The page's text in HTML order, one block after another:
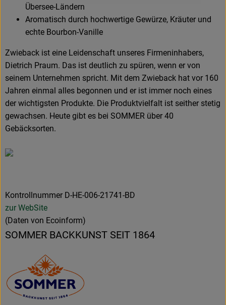
Übersee-Ländern
Aromatisch durch hochwertige Gewürze, Kräuter und
echte Bourbon-Vanille
Zwieback ist eine Leidenschaft unseres Firmeninhabers,
Dietrich Praum. Das ist deutlich zu spüren, wenn er von
seinem Unternehmen spricht. Mit dem Zwieback hat vor 160
Jahren einmal alles begonnen und er ist immer noch eines
der wichtigsten Produkte. Die Produktvielfalt ist seither stetig
gewachsen. Heute gibt es bei SOMMER über 40
Gebäcksorten.
Kontrollnummer D-HE-006-21741-BD
zur WebSite
(Daten von Ecoinform)
SOMMER BACKKUNST SEIT 1864